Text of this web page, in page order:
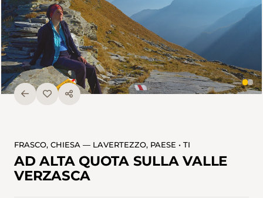
FRASCO, CHIESA — LAVERTEZZO, PAESE • TI
AD ALTA QUOTA SULLA VALLE
VERZASCA